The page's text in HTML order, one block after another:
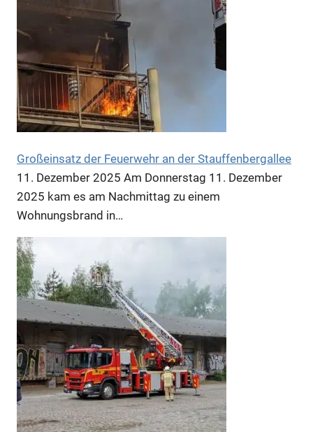
Anzeige
Großeinsatz der Feuerwehr an der Stauffenbergallee
11. Dezember 2025 Am Donnerstag 11. Dezember
2025 kam es am Nachmittag zu einem
Wohnungsbrand in…